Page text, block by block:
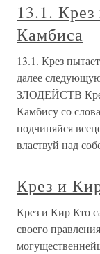
13.1. Крез
Камбиса
13.1. Крез
далее
ЗЛОДЕЙСТВ
Камбису со
подчиняйся
властвуй над
Крез и
Крез и Кир Кто
своего